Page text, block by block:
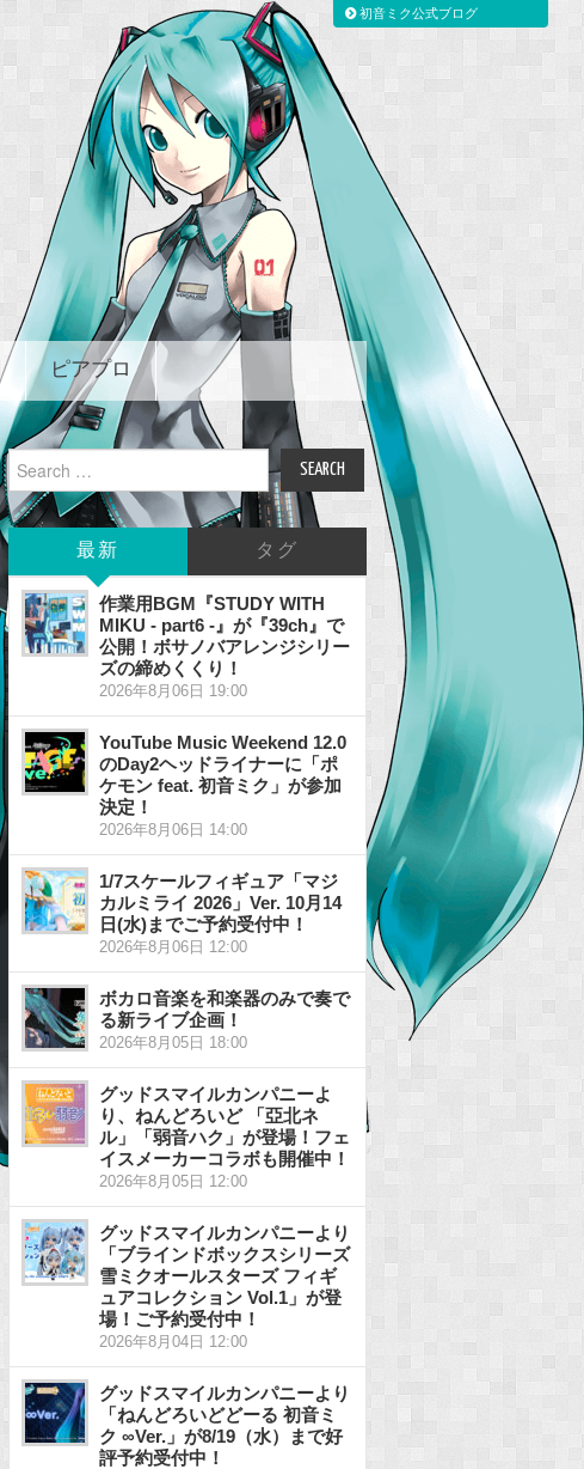
ピアプロ
Search
for:
最新 タグ
作業用BGM『STUDY WITH
MIKU - part6 -』が『39ch』で
公開！ボサノバアレンジシリー
ズの締めくくり！
2026年8月06日 19:00
YouTube Music Weekend 12.0
のDay2ヘッドライナーに「ポ
ケモン feat. 初音ミク」が参加
決定！
2026年8月06日 14:00
1/7スケールフィギュア「マジ
カルミライ 2026」Ver. 10月14
日(水)までご予約受付中！
2026年8月06日 12:00
ボカロ音楽を和楽器のみで奏で
る新ライブ企画！
2026年8月05日 18:00
グッドスマイルカンパニーよ
り、ねんどろいど 「亞北ネ
ル」「弱音ハク」が登場！フェ
イスメーカーコラボも開催中！
2026年8月05日 12:00
グッドスマイルカンパニーより
「ブラインドボックスシリーズ
雪ミクオールスターズ フィギ
ュアコレクション Vol.1」が登
場！ご予約受付中！
2026年8月04日 12:00
グッドスマイルカンパニーより
「ねんどろいどどーる 初音ミ
ク ∞Ver.」が8/19（水）まで好
評予約受付中！
初音ミク公式ブログ